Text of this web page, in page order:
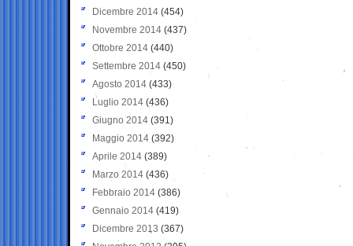
Dicembre 2014 (454)
Novembre 2014 (437)
Ottobre 2014 (440)
Settembre 2014 (450)
Agosto 2014 (433)
Luglio 2014 (436)
Giugno 2014 (391)
Maggio 2014 (392)
Aprile 2014 (389)
Marzo 2014 (436)
Febbraio 2014 (386)
Gennaio 2014 (419)
Dicembre 2013 (367)